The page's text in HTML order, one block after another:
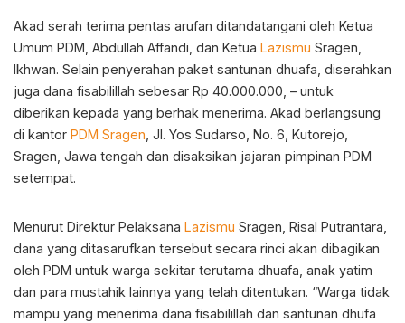
Akad serah terima pentas arufan ditandatangani oleh Ketua
Umum PDM, Abdullah Affandi, dan Ketua Lazismu Sragen,
Ikhwan. Selain penyerahan paket santunan dhuafa, diserahkan
juga dana fisabilillah sebesar Rp 40.000.000, – untuk
diberikan kepada yang berhak menerima. Akad berlangsung
di kantor PDM Sragen , Jl. Yos Sudarso, No. 6, Kutorejo,
Sragen, Jawa tengah dan disaksikan jajaran pimpinan PDM
setempat.
Menurut Direktur Pelaksana Lazismu Sragen, Risal Putrantara,
dana yang ditasarufkan tersebut secara rinci akan dibagikan
oleh PDM untuk warga sekitar terutama dhuafa, anak yatim
dan para mustahik lainnya yang telah ditentukan. “Warga tidak
mampu yang menerima dana fisabilillah dan santunan dhufa